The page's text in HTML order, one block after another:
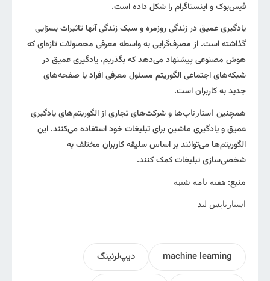
فیس‌بوک و اینستاگرام را شکل داده است.
یادگیری عمیق در زندگی‌ روزمره و سبک زندگی آنها تاثیرات بسزایی
گذاشته است. از مصرف‌گرایی به واسطه معرفی محصولات تازه‌ای که
هوش مصنوعی پیشنهاد می‌دهد که بگذریم، یادگیری عمیق در
شبکه‌های اجتماعی الگوریتم مسئول معرفی افراد یا صفحه‌های
جدید به کاربران است.
همچنین استارتاپ‌ها و شرکت‌های تجاری از الگوریتم‌های یادگیری
عمیق و یادگیری ماشین برای تبلیغات خود استفاده می‌کنند. این
الگوریتم‌ها می‌توانند بر اساس سلیقه کاربران مختلف به
شخصی‌سازی تبلیغات کمک کنند.
منبع: هفته نامه شنبه
استارتاپس لند
machine learning دیپ‌لرنینگ